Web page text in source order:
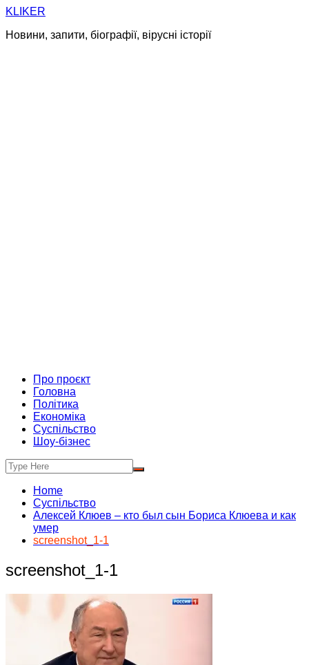
Skip
content
KLIKER
Новини, запити, біографії, вірусні історії
Про проєкт
Головна
Політика
Економіка
Суспільство
Шоу-бізнес
Home
Суспільство
Алексей Клюев – кто был сын Бориса Клюева и как
умер
screenshot_1-1
screenshot_1-1